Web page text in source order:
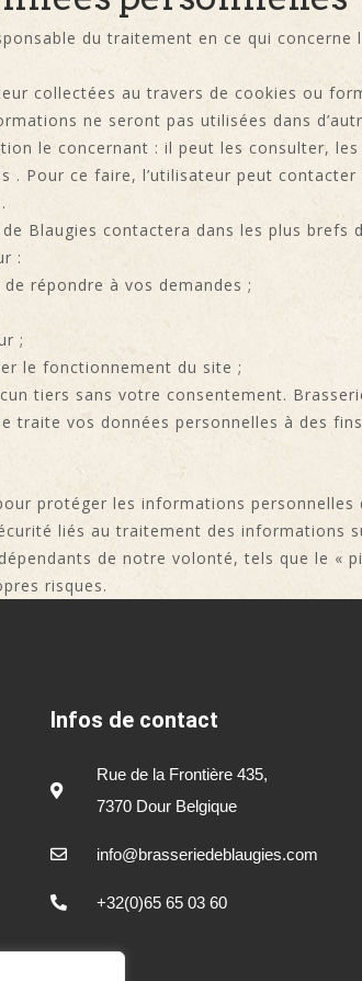
du traitement en ce qui
collectées au travers de cookies ou
ne seront pas utilisées dans
le concernant : il peut les consulter,
. Pour ce faire, l’utilisateur peut
Blaugies contactera dans les plus brefs
:
répondre à vos demandes ;
;
le fonctionnement du site ;
tiers sans votre consentement.
traite vos données personnelles à des
protéger les informations
liés au traitement des informations
de notre volonté, tels que le «
risques.
Infos de contact
Rue de la Frontière 435,
7370 Dour Belgique
info@brasseriedeblaugies.com
+32(0)65 65 03 60